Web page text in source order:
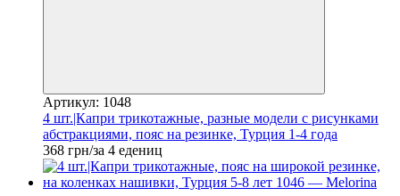
Артикул: 1048
4 шт.|Капри трикотажные, разные модели с рисунками
абстракциями, пояс на резинке, Турция 1-4 года
368 грн/за 4 едениц